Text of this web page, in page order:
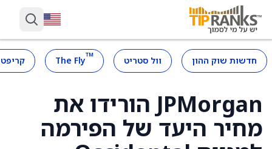
חדשות שוק ההון וול סטריט ™
The Fly
JPMorgan הורידו את
מחיר היעד של הפירמה